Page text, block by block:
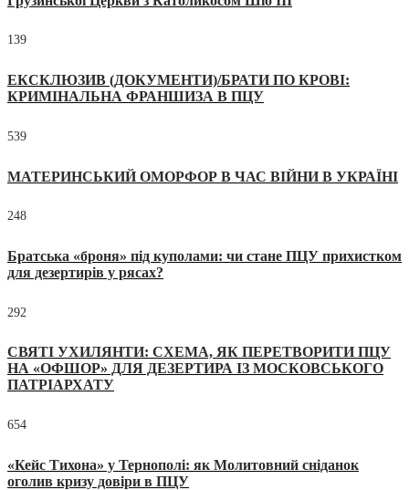
139
ЕКСКЛЮЗИВ (ДОКУМЕНТИ)/БРАТИ ПО КРОВІ:
КРИМІНАЛЬНА ФРАНШИЗА В ПЦУ
539
МАТЕРИНСЬКИЙ ОМОРФОР В ЧАС ВІЙНИ В УКРАЇНІ
248
Братська «броня» під куполами: чи стане ПЦУ прихистком
для дезертирів у рясах?
292
СВЯТІ УХИЛЯНТИ: СХЕМА, ЯК ПЕРЕТВОРИТИ ПЦУ
НА «ОФШОР» ДЛЯ ДЕЗЕРТИРА ІЗ МОСКОВСЬКОГО
ПАТРІАРХАТУ
654
«Кейс Тихона» у Тернополі: як Молитовний сніданок
оголив кризу довіри в ПЦУ